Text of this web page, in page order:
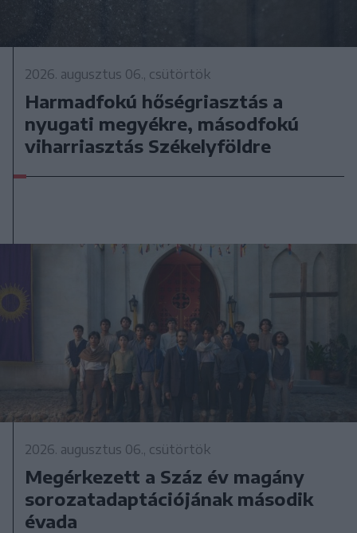
2026. augusztus 06., csütörtök
Harmadfokú hőségriasztás a
nyugati megyékre, másodfokú
viharriasztás Székelyföldre
2026. augusztus 06., csütörtök
Megérkezett a Száz év magány
sorozatadaptációjának második
évada